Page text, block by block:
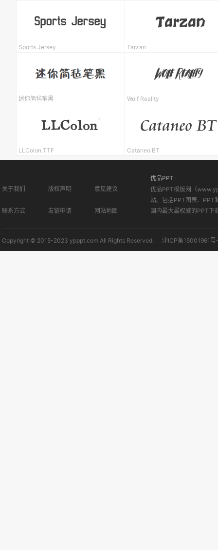
Sports Jersey Tarzan
迷你简毡笔黑 Wolf Reality
LLColon.TTF Cataneo BT
关于我们 版权声明 意见建议
联系方式 友链申请 网站地图
优品PPT
优品PPT模板网（
站。包括PPT图表、PPT
国内最大最权威的PPT下
Copyright © 2015-2023 ypppt.com All Rights Reserved. 津ICP备15001961号